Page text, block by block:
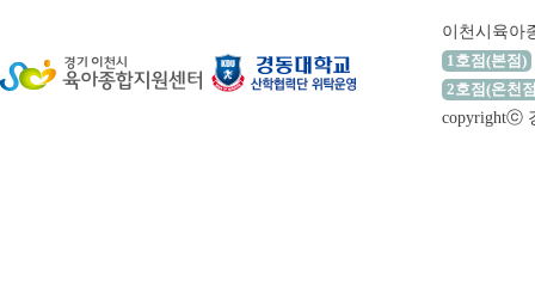
이천시육아
1호점(본점)
2호점(온천
copyrightⓒ